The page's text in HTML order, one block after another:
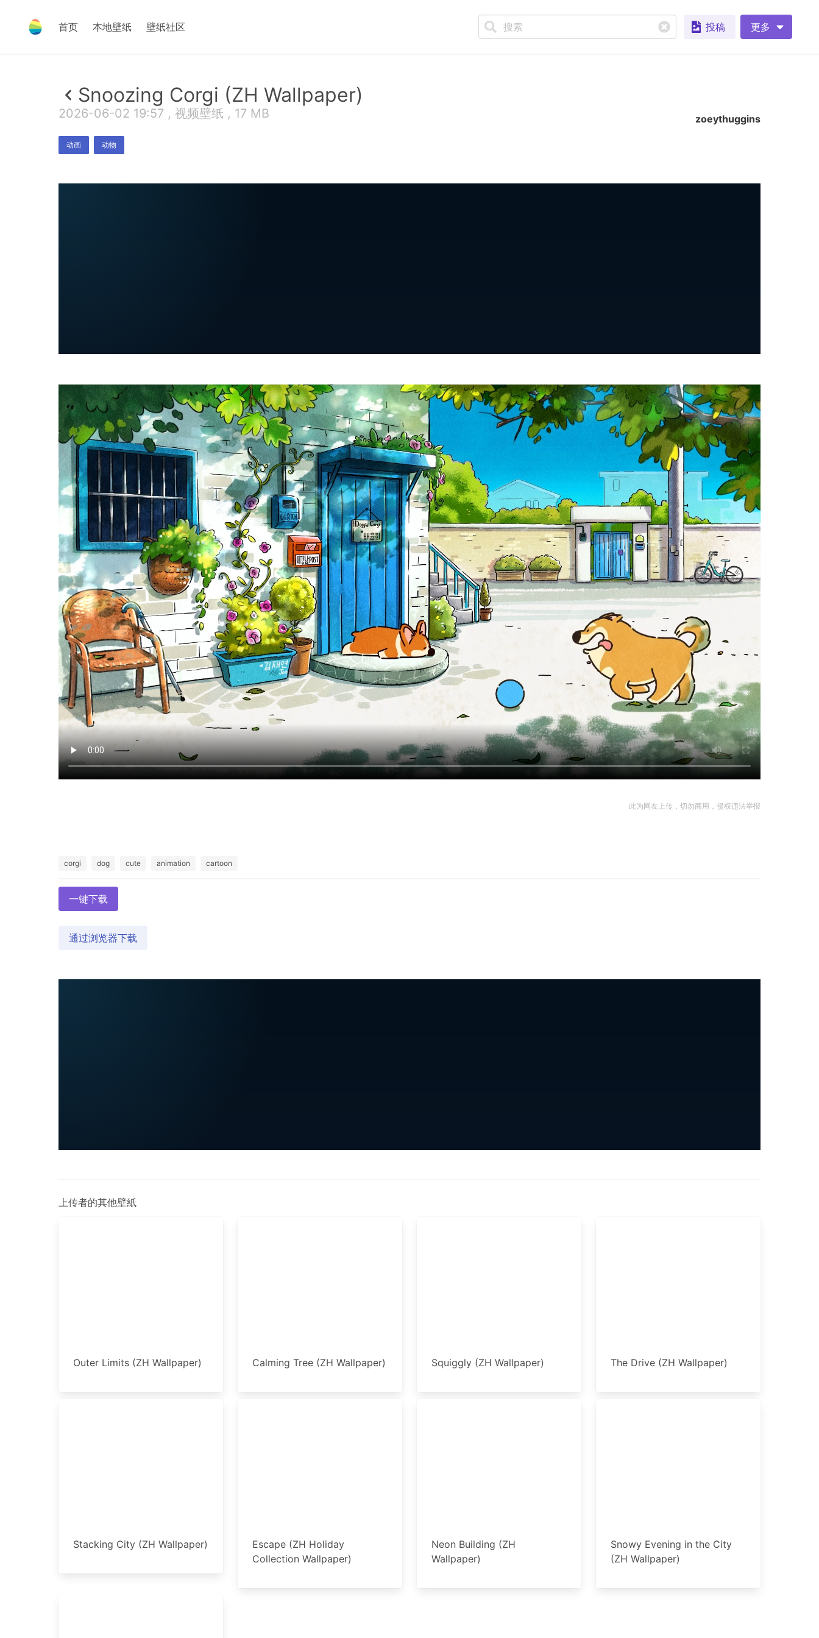
首页 本地壁纸 壁纸社区 投稿 更多
Snoozing Corgi (ZH Wallpaper)
2026-06-02 19:57 , 视频壁纸 , 17 MB
动画 动物
zoeythuggins
此为网友上传，切勿商用，侵权违法举报
corgi dog cute animation cartoon
一键下载
通过浏览器下载
上传者的其他壁紙
Outer Limits (ZH Wallpaper) Calming Tree (ZH Wallpaper) Squiggly (ZH Wallpaper) The Drive (ZH Wallpaper)
Stacking City (ZH Wallpaper)
Escape (ZH Holiday
Collection Wallpaper)
Neon Building (ZH
Wallpaper)
Snowy Evening in the City
(ZH Wallpaper)